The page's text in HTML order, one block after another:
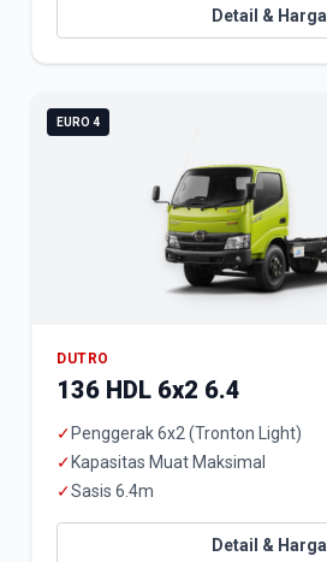
Detail & Harga
EURO 4
DUTRO
136 HDL 6x2 6.4
✓ Penggerak 6x2 (Tronton Light)
✓ Kapasitas Muat Maksimal
✓Sasis 6.4m
Detail & Harga